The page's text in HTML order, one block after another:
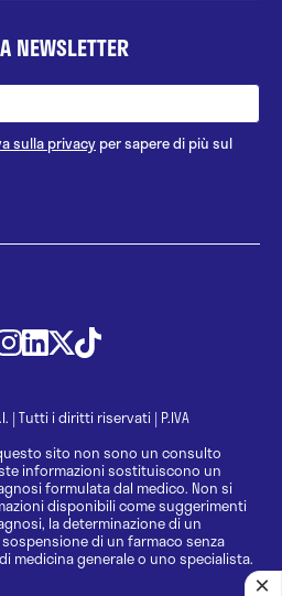
NEWSLETTER
sulla privacyper sapere di più sul
| Tutti i diritti riservati | P.IVA
sito non sono un consulto
informazioni sostituiscono un
formulata dal medico. Non si
disponibili come suggerimenti
la determinazione di un
di un farmaco senza
medicina generale o uno specialista.